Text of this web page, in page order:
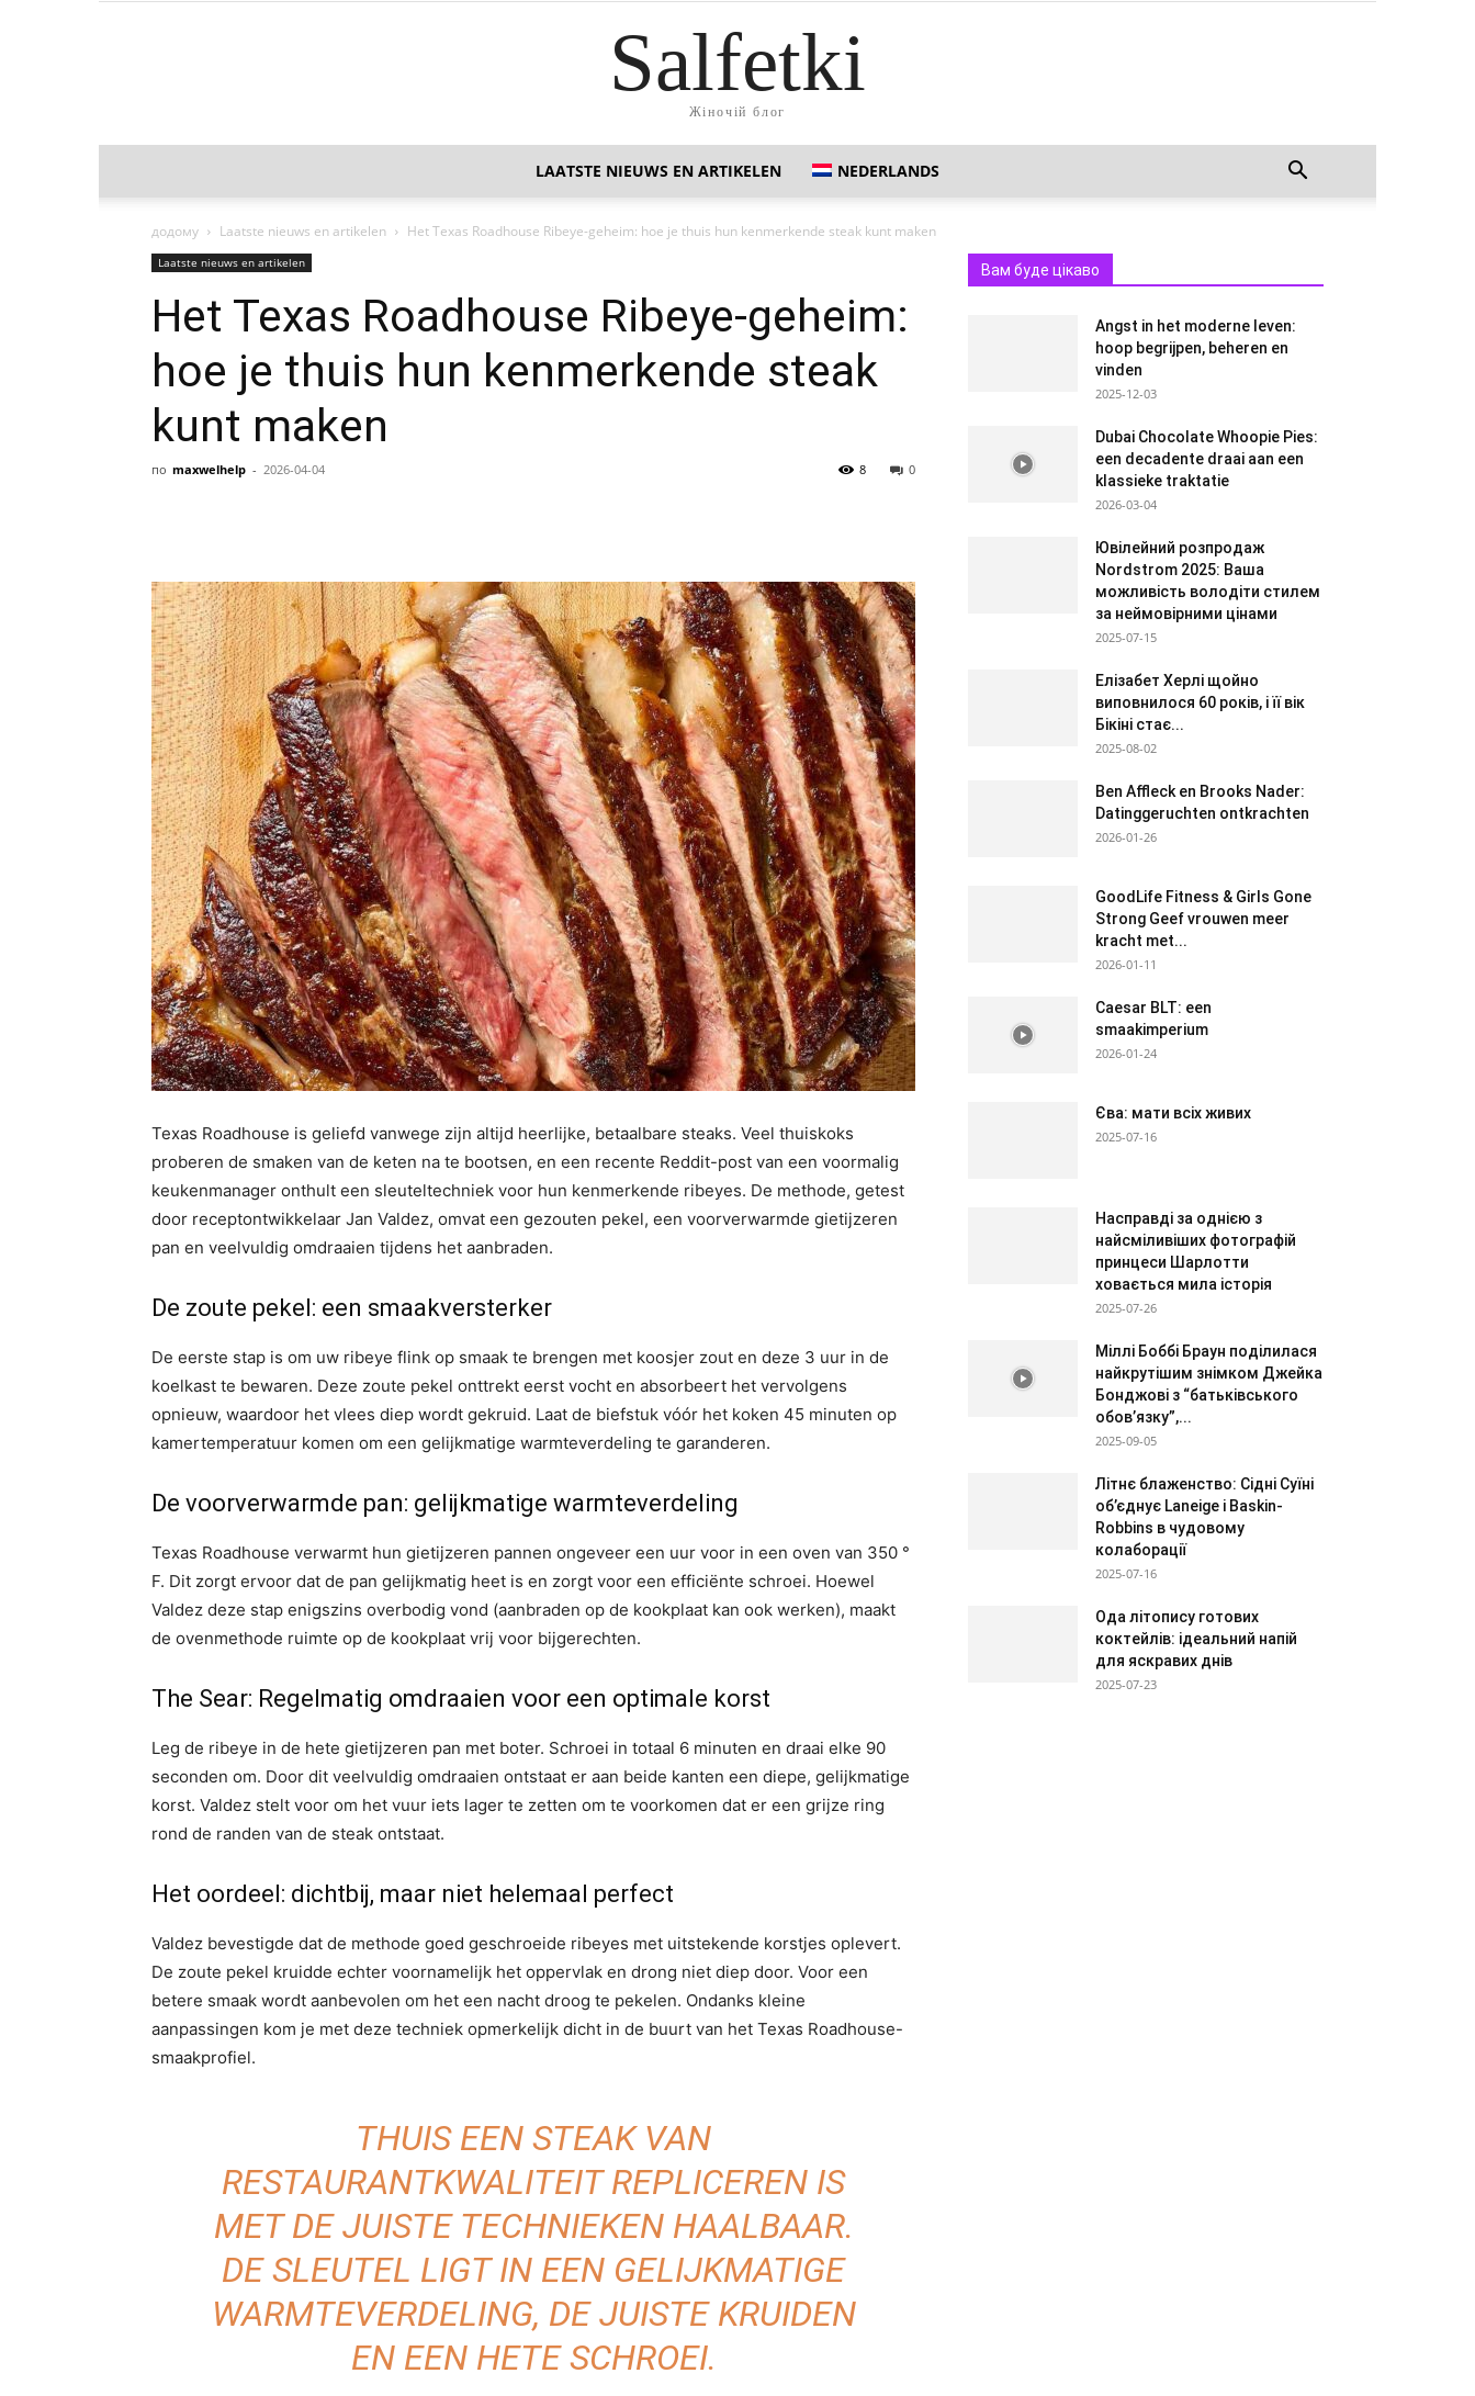
Salfetki
Жіночій блог
LAATSTE NIEUWS EN ARTIKELEN NEDERLANDS
додому Laatste nieuws en artikelen Het Texas Roadhouse Ribeye-geheim: hoe je thuis hun kenmerkende steak kunt maken
Laatste nieuws en artikelen
Het Texas Roadhouse Ribeye-geheim:
hoe je thuis hun kenmerkende steak
kunt maken
по maxwelhelp - 2026-04-04 0
8
Texas Roadhouse is geliefd vanwege zijn altijd heerlijke, betaalbare steaks. Veel thuiskoks
proberen de smaken van de keten na te bootsen, en een recente Reddit-post van een voormalig
keukenmanager onthult een sleuteltechniek voor hun kenmerkende ribeyes. De methode, getest
door receptontwikkelaar Jan Valdez, omvat een gezouten pekel, een voorverwarmde gietijzeren
pan en veelvuldig omdraaien tijdens het aanbraden.
De zoute pekel: een smaakversterker
De eerste stap is om uw ribeye flink op smaak te brengen met koosjer zout en deze 3 uur in de
koelkast te bewaren. Deze zoute pekel onttrekt eerst vocht en absorbeert het vervolgens
opnieuw, waardoor het vlees diep wordt gekruid. Laat de biefstuk vóór het koken 45 minuten op
kamertemperatuur komen om een ​​gelijkmatige warmteverdeling te garanderen.
De voorverwarmde pan: gelijkmatige warmteverdeling
Texas Roadhouse verwarmt hun gietijzeren pannen ongeveer een uur voor in een oven van 350 °
F. Dit zorgt ervoor dat de pan gelijkmatig heet is en zorgt voor een efficiënte schroei. Hoewel
Valdez deze stap enigszins overbodig vond (aanbraden op de kookplaat kan ook werken), maakt
de ovenmethode ruimte op de kookplaat vrij voor bijgerechten.
The Sear: Regelmatig omdraaien voor een optimale korst
Leg de ribeye in de hete gietijzeren pan met boter. Schroei in totaal 6 minuten en draai elke 90
seconden om. Door dit veelvuldig omdraaien ontstaat er aan beide kanten een diepe, gelijkmatige
korst. Valdez stelt voor om het vuur iets lager te zetten om te voorkomen dat er een grijze ring
rond de randen van de steak ontstaat.
Het oordeel: dichtbij, maar niet helemaal perfect
Valdez bevestigde dat de methode goed geschroeide ribeyes met uitstekende korstjes oplevert.
De zoute pekel kruidde echter voornamelijk het oppervlak en drong niet diep door. Voor een
betere smaak wordt aanbevolen om het een nacht droog te pekelen. Ondanks kleine
aanpassingen kom je met deze techniek opmerkelijk dicht in de buurt van het Texas Roadhouse-
smaakprofiel.
THUIS EEN STEAK VAN
RESTAURANTKWALITEIT REPLICEREN IS
MET DE JUISTE TECHNIEKEN HAALBAAR.
DE SLEUTEL LIGT IN EEN GELIJKMATIGE
WARMTEVERDELING, DE JUISTE KRUIDEN
EN EEN HETE SCHROEI.
Вам буде цікаво
Angst in het moderne leven:
hoop begrijpen, beheren en
vinden
2025-12-03
Dubai Chocolate Whoopie Pies:
een decadente draai aan een
klassieke traktatie
2026-03-04
Ювілейний розпродаж
Nordstrom 2025: Ваша
можливість володіти стилем
за неймовірними цінами
2025-07-15
Елізабет Херлі щойно
виповнилося 60 років, і її вік
Бікіні стає...
2025-08-02
Ben Affleck en Brooks Nader:
Datinggeruchten ontkrachten
2026-01-26
GoodLife Fitness & Girls Gone
Strong Geef vrouwen meer
kracht met...
2026-01-11
Caesar BLT: een
smaakimperium
2026-01-24
Єва: мати всіх живих
2025-07-16
Насправді за однією з
найсміливіших фотографій
принцеси Шарлотти
ховається мила історія
2025-07-26
Міллі Боббі Браун поділилася
найкрутішим знімком Джейка
Бонджові з “батьківського
обов’язку”,...
2025-09-05
Літнє блаженство: Сідні Суїні
об’єднує Laneige і Baskin-
Robbins в чудовому
колаборації
2025-07-16
Ода літопису готових
коктейлів: ідеальний напій
для яскравих днів
2025-07-23